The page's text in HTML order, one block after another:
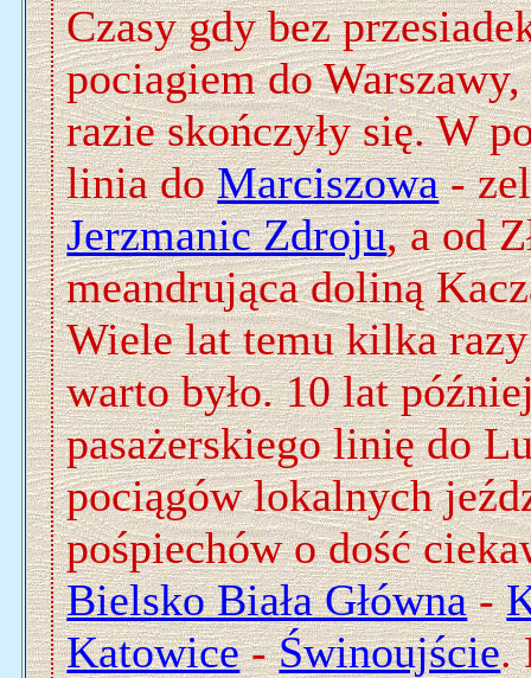
Czasy gdy bez
pociagiem do
razie skończyły się. W
linia doMarciszowa-
Jerzmanic Zdroju, a od
meandrująca doliną
Wiele lat temu kilka razy
warto było. 10 lat
pasażerskiego linię do
pociągów lokalnych
pośpiechów o dość
Bielsko Biała Główna-
Katowice-Świnoujście.